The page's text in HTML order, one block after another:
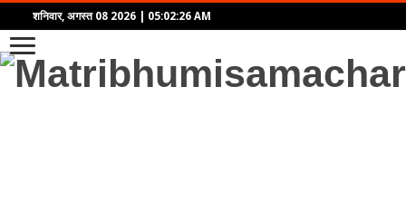
शनिवार, अगस्त 08 2026 05:02:26 AM